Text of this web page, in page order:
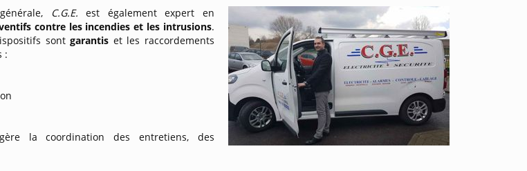
C.G.E. est également expert en
contre les incendies et les intrusions.
sontgarantis et les raccordements
:
la coordination des entretiens, des